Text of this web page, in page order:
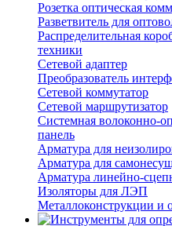
Розетка оптическая
Разветвитель для
Распределительная
техники
Сетевой адаптер
Преобразователь
Сетевой коммутатор
Сетевой маршрутизатор
Системная волоконно-
панель
Арматура для
Арматура для
Арматура линейно-
Изоляторы для ЛЭП
Металлоконструкции